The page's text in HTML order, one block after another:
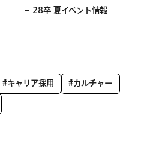
28卒 夏イベント情報
#キャリア採用 #カルチャー